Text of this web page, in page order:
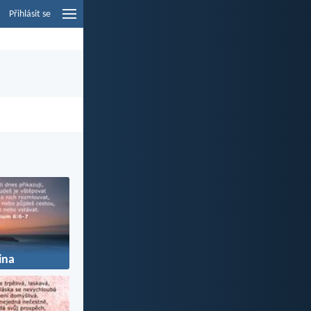
Přihlásit se